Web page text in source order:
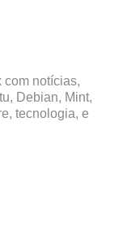
com notícias,
Debian, Mint,
tecnologia, e